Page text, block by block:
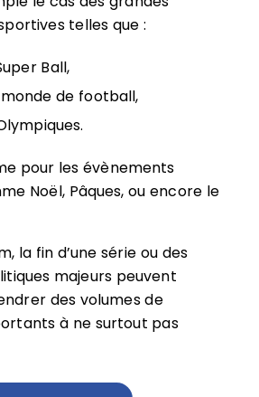
telles que :
Ball,
de football,
pour les évènements
Noël, Pâques, ou encore le
la fin d’une série ou des
majeurs peuvent
des volumes de
à ne surtout pas